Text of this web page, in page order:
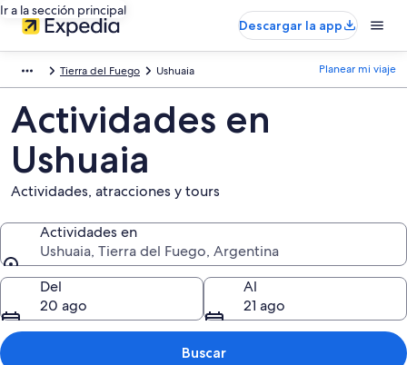
Ir a la sección principal
Descargar la app
Tierra del Fuego Ushuaia Planear mi viaje
Actividades en
Ushuaia
Actividades, atracciones y tours
Actividades en
Ushuaia, Tierra del Fuego, Argentina
Actividades en
Del
20 ago
Al
21 ago
Buscar